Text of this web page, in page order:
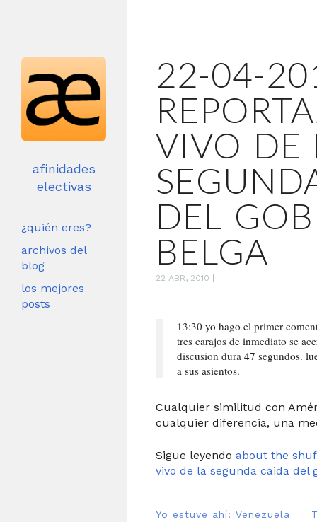
afinidades
electivas
¿quién eres?
archivos del
blog
los mejores
posts
22-04-
VIVO DE
DEL
BELGA
22 ABR, 2010
13:30 yo hago el primer
tres carajos de inmediato se
discusion dura 47 segundos.
a sus asientos.
Cualquier similitud con
cualquier diferencia, una
Sigue leyendo about the
vivo de la segunda caida del
Yo estuve ahí: Venezuela